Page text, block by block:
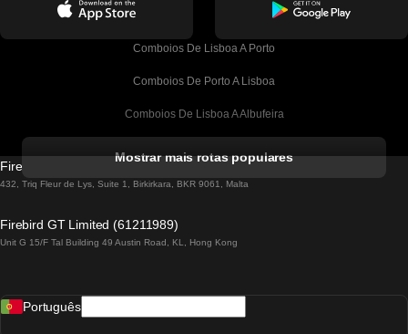
Comboios De Lisboa A Porto
Comboios De Porto A Lisboa
Comboios De Lisboa A Albufeira
Comboios De Lisboa A Lagos
Comboios De Lisboa A Madrid
Mostrar mais rotas populares
Firebird GT Limited (OC 1451)
432, Triq Fleur de Lys, Suite 1, Birkirkara, BKR 9061, Malta
Firebird GT Limited (61211989)
Unit G 15/F Tal Building 49 Austin Road, KL, Hong Kong
Português